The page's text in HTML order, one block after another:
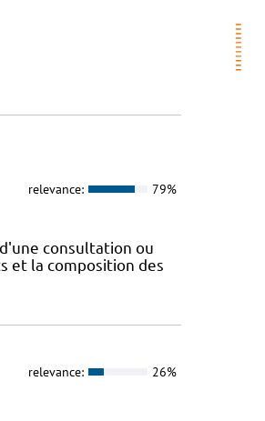
relevance: 79%
consultation ou
et la composition des
relevance: 26%